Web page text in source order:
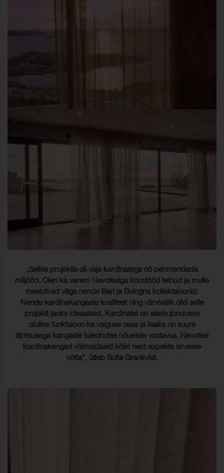
„Selles projektis oli vaja kardinatega nö pehmendada
miljööd. Olen ka varem Nevotexiga koostööd teinud ja mulle
meeldivad väga nende Bari ja Bologna kollektsioonid.
Nende kardinakangaste kvaliteet ning värvivalik olid selle
projekti jaoks ideaalsed. Kardinatel on sisekujunduses
oluline funktsioon ka valguse osas ja lisaks on suure
tähtsusega kangaste tuleohutse nõuetele vastavus. Nevotexi
kardinakangad võimaldasid kõiki neid aspekte arvesse
võtta“, ütleb Sofia Grankvist.